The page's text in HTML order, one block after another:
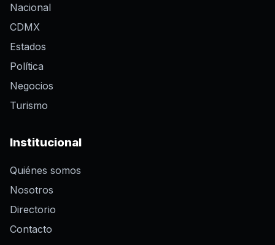
Nacional
CDMX
Estados
Política
Negocios
Turismo
Institucional
Quiénes somos
Nosotros
Directorio
Contacto